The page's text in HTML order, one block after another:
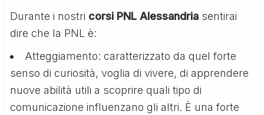
Durante i nostri corsi PNL Alessandria sentirai
dire che la PNL è:
Atteggiamento: caratterizzato da quel forte
senso di curiosità, voglia di vivere, di apprendere
nuove abilità utili a scoprire quali tipo di
comunicazione influenzano gli altri. È una forte